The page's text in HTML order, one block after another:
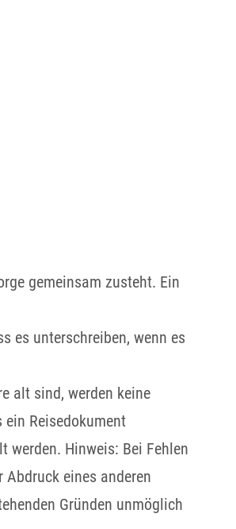
gemeinsam zusteht. Ein
es unterschreiben, wenn es
alt sind, werden keine
Reisedokument
werden. Hinweis: Bei Fehlen
Abdruck eines anderen
Gründen unmöglich